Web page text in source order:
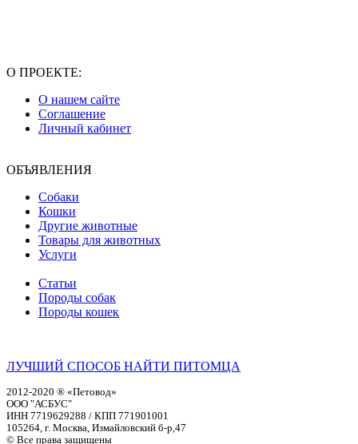
О ПРОЕКТЕ:
О нашем сайте
Соглашение
Личный кабинет
ОБЪЯВЛЕНИЯ
Собаки
Кошки
Другие животные
Товары для животных
Услуги
Статьи
Породы собак
Породы кошек
ЛУЧШИЙ СПОСОБ НАЙТИ ПИТОМЦА
2012-2020 ® «Петовод»
ООО "АСБУС"
ИНН 7719629288 / КПП 771901001
105264, г. Москва, Измайловский б-р,47
© Все права защищены